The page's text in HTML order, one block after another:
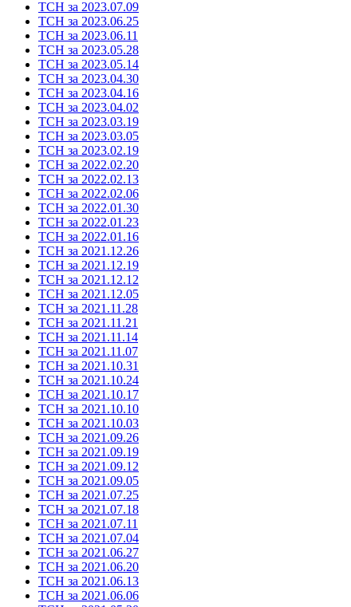
ТСН за 2023.07.09
ТСН за 2023.06.25
ТСН за 2023.06.11
ТСН за 2023.05.28
ТСН за 2023.05.14
ТСН за 2023.04.30
ТСН за 2023.04.16
ТСН за 2023.04.02
ТСН за 2023.03.19
ТСН за 2023.03.05
ТСН за 2023.02.19
ТСН за 2022.02.20
ТСН за 2022.02.13
ТСН за 2022.02.06
ТСН за 2022.01.30
ТСН за 2022.01.23
ТСН за 2022.01.16
ТСН за 2021.12.26
ТСН за 2021.12.19
ТСН за 2021.12.12
ТСН за 2021.12.05
ТСН за 2021.11.28
ТСН за 2021.11.21
ТСН за 2021.11.14
ТСН за 2021.11.07
ТСН за 2021.10.31
ТСН за 2021.10.24
ТСН за 2021.10.17
ТСН за 2021.10.10
ТСН за 2021.10.03
ТСН за 2021.09.26
ТСН за 2021.09.19
ТСН за 2021.09.12
ТСН за 2021.09.05
ТСН за 2021.07.25
ТСН за 2021.07.18
ТСН за 2021.07.11
ТСН за 2021.07.04
ТСН за 2021.06.27
ТСН за 2021.06.20
ТСН за 2021.06.13
ТСН за 2021.06.06